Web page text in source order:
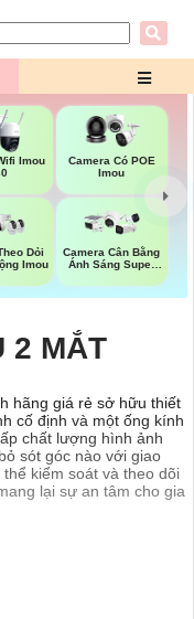
Imou
Camera Có POE
Imou
Dỏi
Imou
Camera Cân Bằng
Ánh Sáng Super
2 MẮT
hãng giá rẻ sở hữu thiết
cố định và một ống kính
chất lượng hình ảnh
sót góc nào với giao
kiểm soát và theo dõi
lại sự an tâm cho gia